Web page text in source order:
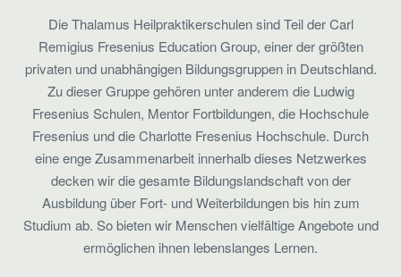
Die Thalamus Heilpraktikerschulen sind Teil der Carl
Remigius Fresenius Education Group, einer der größten
privaten und unabhängigen Bildungsgruppen in Deutschland.
Zu dieser Gruppe gehören unter anderem die Ludwig
Fresenius Schulen, Mentor Fortbildungen, die Hochschule
Fresenius und die Charlotte Fresenius Hochschule. Durch
eine enge Zusammenarbeit innerhalb dieses Netzwerkes
decken wir die gesamte Bildungslandschaft von der
Ausbildung über Fort- und Weiterbildungen bis hin zum
Studium ab. So bieten wir Menschen vielfältige Angebote und
ermöglichen ihnen lebenslanges Lernen.